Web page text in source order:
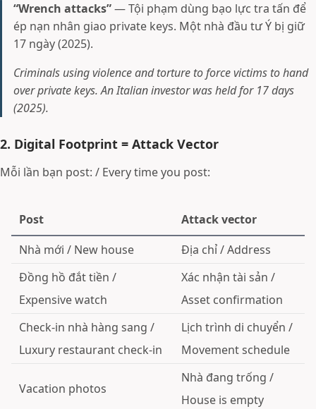
“Wrench attacks”— Tội phạm dùng bạo lực tra tấn để
ép nạn nhân giao private keys. Một nhà đầu tư Ý bị giữ
17 ngày (2025).
Criminals using violence and torture to force victims to hand
over private keys. An Italian investor was held for 17 days
(2025).
2. Digital Footprint = Attack Vector
Mỗi lần bạn post: / Every time you post:
Post
Attack vector
Nhà mới / New house
Địa chỉ / Address
Đồng hồ đắt tiền /
Expensive watch
Xác nhận tài sản /
Asset confirmation
Check-in nhà hàng sang /
Luxury restaurant check-in
Lịch trình di chuyển /
Movement schedule
Vacation photos
Nhà đang trống /
House is empty